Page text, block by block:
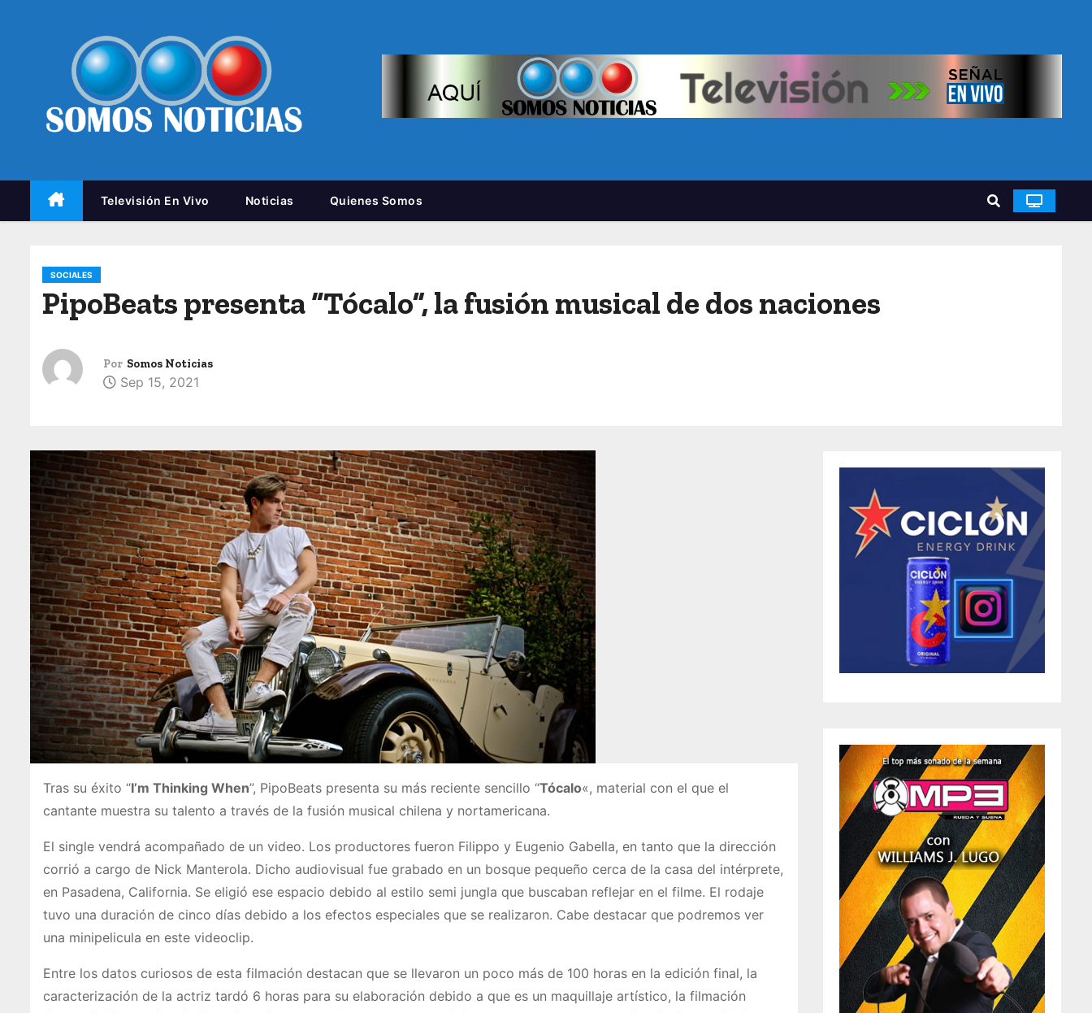
Televisión En Vivo Noticias Quienes Somos
SOCIALES
PipoBeats presenta “Tócalo”, la fusión musical de dos naciones
Por Somos Noticias
Sep 15, 2021
Tras su éxito “I’m Thinking When”, PipoBeats presenta su más reciente sencillo “Tócalo«, material con el que el
cantante muestra su talento a través de la fusión musical chilena y nortamericana.
El single vendrá acompañado de un video. Los productores fueron Filippo y Eugenio Gabella, en tanto que la dirección
corrió a cargo de Nick Manterola. Dicho audiovisual fue grabado en un bosque pequeño cerca de la casa del intérprete,
en Pasadena, California. Se eligió ese espacio debido al estilo semi jungla que buscaban reflejar en el filme. El rodaje
tuvo una duración de cinco días debido a los efectos especiales que se realizaron. Cabe destacar que podremos ver
una minipelicula en este videoclip.
Entre los datos curiosos de esta filmación destacan que se llevaron un poco más de 100 horas en la edición final, la
caracterización de la actriz tardó 6 horas para su elaboración debido a que es un maquillaje artístico, la filmación